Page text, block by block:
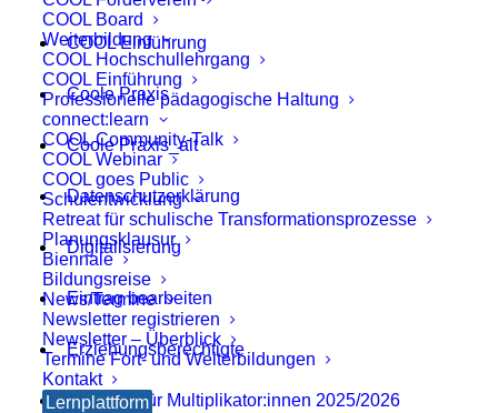
COOL Board
Weiterbildung
COOL Hochschullehrgang
COOL Einführung
Professionelle pädagogische Haltung
connect:learn
COOL Community-Talk
COOL Webinar
COOL goes Public
Schulentwicklung
Retreat für schulische Transformationsprozesse
Planungsklausur
Biennale
Bildungsreise
News/Termine
Newsletter registrieren
Newsletter – Überblick
Termine Fort- und Weiterbildungen
Kontakt
Lernplattform
COOL Einführung
Coole Praxis
Coole Praxis_alt
Datenschutzerklärung
Digitalisierung
Eintrag bearbeiten
Erziehungsberechtigte
Formular für Multiplikator:innen 2025/2026